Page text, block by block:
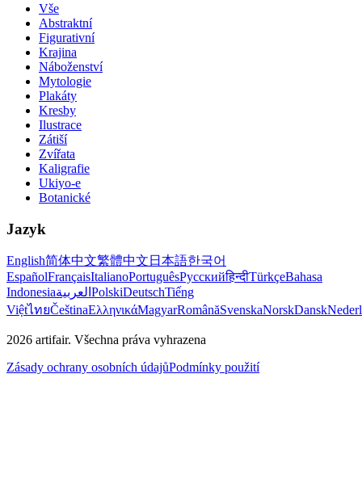
Vše
Abstraktní
Figurativní
Krajina
Náboženství
Mytologie
Plakáty
Kresby
Ilustrace
Zátiší
Zvířata
Kaligrafie
Ukiyo-e
Botanické
Jazyk
English简体中文繁體中文 日本語한국어
EspañolFrançaisItalianoPortuguêsРусскийहिन्दीTürkçeBahasa
Indonesiaالعربية PolskiDeutschTiếng
ViệtไทยČeštinaΕλληνικάMagyarRomânăSvenskaNorskDansk
2026 artifair. Všechna práva vyhrazena
Zásady ochrany osobních údajůPodmínky použití